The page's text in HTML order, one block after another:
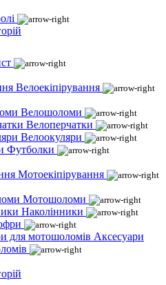
Велоекіпірування
Велошоломи
Велоперчатки
Велоокуляри
Футболки
Мотоекіпірування
Мотошоломи
Наколінники
Аксесуари